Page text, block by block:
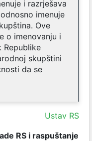
i razrješava
imenuje
Ove
o imenovanju i
Republike
skupštini
da se
Ustav RS
RS i raspuštanje